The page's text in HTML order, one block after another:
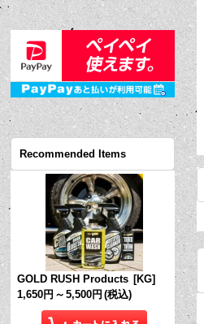
Recommended Items
GOLD RUSH Products [KG]
1,650円 ～ 5,500円 (税込)